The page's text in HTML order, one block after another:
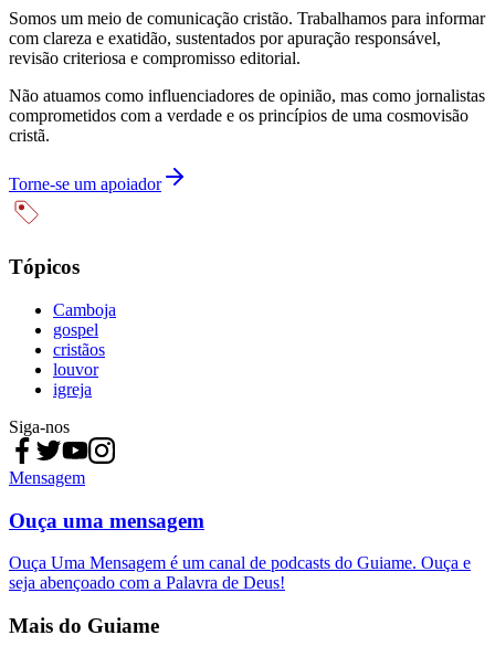
Somos um meio de comunicação cristão. Trabalhamos para informar
com clareza e exatidão, sustentados por apuração responsável,
revisão criteriosa e compromisso editorial.
Não atuamos como influenciadores de opinião, mas como jornalistas
comprometidos com a verdade e os princípios de uma cosmovisão
cristã.
Torne-se um apoiador
Tópicos
Camboja
gospel
cristãos
louvor
igreja
Siga-nos
Mensagem
Ouça uma mensagem
Ouça Uma Mensagem é um canal de podcasts do Guiame. Ouça e
seja abençoado com a Palavra de Deus!
Mais do Guiame